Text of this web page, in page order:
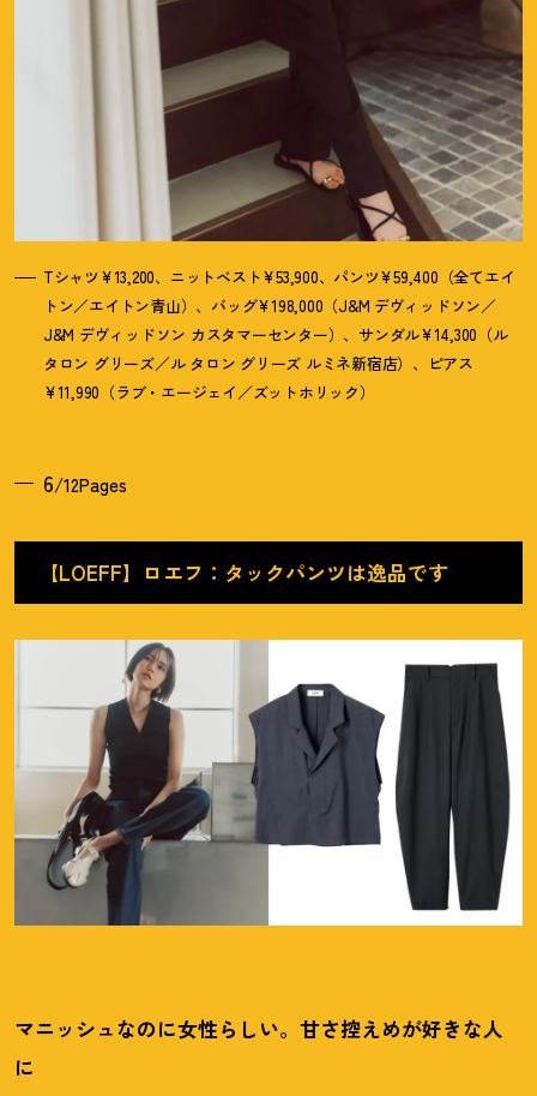
Tシャツ¥13,200、ニットベスト¥53,900、パンツ¥59,400（全てエイ
トン／エイトン青山）、バッグ¥198,000（J&M デヴィッドソン／
J&M デヴィッドソン カスタマーセンター）、サンダル¥14,300（ル
タロン グリーズ／ル タロン グリーズ ルミネ新宿店）、ピアス
¥11,990（ラブ・エージェイ／ズットホリック）
6/12Pages
【LOEFF】ロエフ：タックパンツは逸品です
マニッシュなのに女性らしい。甘さ控えめが好きな人
に